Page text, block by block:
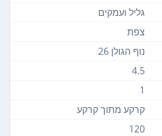
גליל ועמקים
צפת
נוף הגולן 26
4.5
1
קרקע מתוך קרקע
120